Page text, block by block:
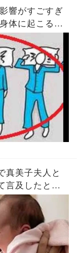
響がすごすぎ
体に起こる現
けど知ると後
真美子夫人と
言及したと話
てそう！